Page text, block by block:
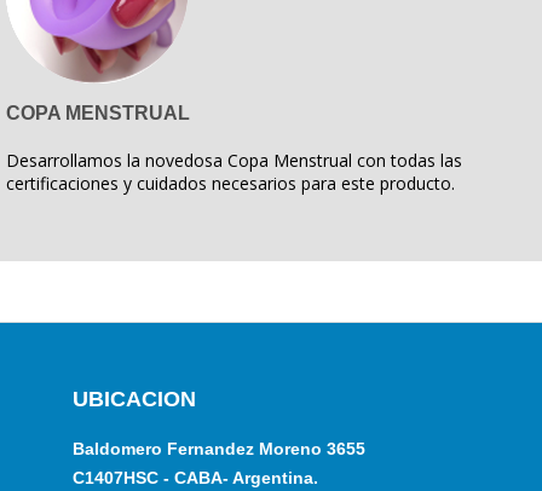
COPA MENSTRUAL
Desarrollamos la novedosa Copa Menstrual con todas las
certificaciones y cuidados necesarios para este producto.
UBICACION
Baldomero Fernandez Moreno 3655
C1407HSC - CABA- Argentina.